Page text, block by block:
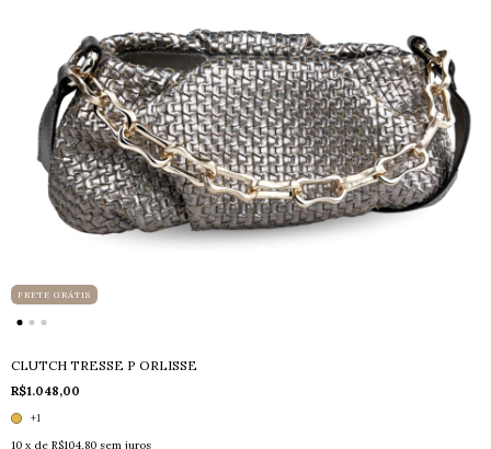
FRETE GRÁTIS
CLUTCH TRESSE P ORLISSE
R$1.048,00
+1
10 x de R$104,80 sem juros